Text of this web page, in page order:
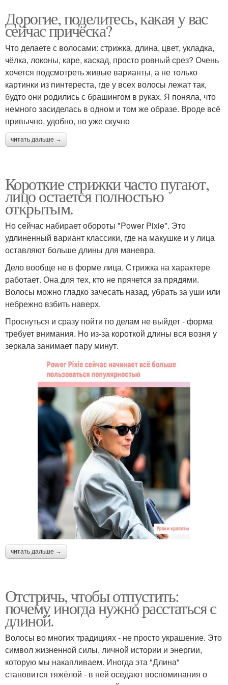
Дорогие, поделитесь, какая у вас
сейчас причёска?
Что делаете с волосами: стрижка, длина, цвет, укладка,
чёлка, локоны, каре, каскад, просто ровный срез? Очень
хочется подсмотреть живые варианты, а не только
картинки из пинтереста, где у всех волосы лежат так,
будто они родились с брашингом в руках. Я поняла, что
немного засиделась в одном и том же образе. Вроде всё
привычно, удобно, но уже скучно
читать дальше →
Короткие стрижки часто пугают,
лицо остается полностью
открытым.
Но сейчас набирает обороты "Power Pixie". Это
удлиненный вариант классики, где на макушке и у лица
оставляют больше длины для маневра.
Дело вообще не в форме лица. Стрижка на характере
работает. Она для тех, кто не прячется за прядями.
Волосы можно гладко зачесать назад, убрать за уши или
небрежно взбить наверх.
Проснуться и сразу пойти по делам не выйдет - форма
требует внимания. Но из-за короткой длины вся возня у
зеркала занимает пару минут.
читать дальше →
Отстричь, чтобы отпустить:
почему иногда нужно расстаться с
длиной.
Волосы во многих традициях - не просто украшение. Это
символ жизненной силы, личной истории и энергии,
которую мы накапливаем. Иногда эта "Длина"
становится тяжёлой - в ней оседают воспоминания о